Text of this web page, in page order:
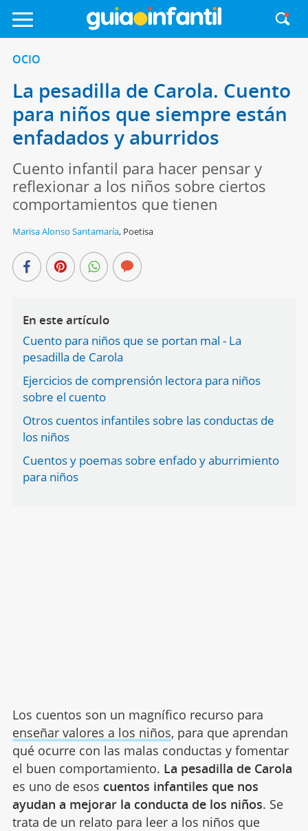
OCIO
La pesadilla de Carola. Cuento
para niños que siempre están
enfadados y aburridos
Cuento infantil para hacer pensar y
reflexionar a los niños sobre ciertos
comportamientos que tienen
Marisa Alonso Santamaría, Poetisa
En este artículo
Cuento para niños que se portan mal - La
pesadilla de Carola
Ejercicios de comprensión lectora para niños
sobre el cuento
Otros cuentos infantiles sobre las conductas de
los niños
Cuentos y poemas sobre enfado y aburrimiento
para niños
Los cuentos son un magnífico recurso para
enseñar valores a los niños, para que aprendan
qué ocurre con las malas conductas y fomentar
el buen comportamiento. La pesadilla de Carola
es uno de esos cuentos infantiles que nos
ayudan a mejorar la conducta de los niños. Se
trata de un relato para leer a los niños que